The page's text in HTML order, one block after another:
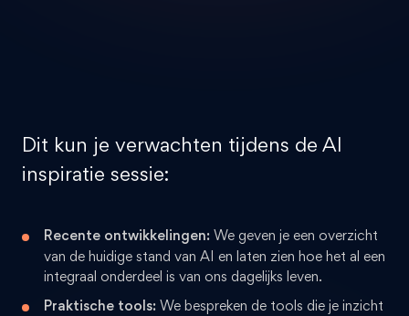
Dit kun je verwachten tijdens de AI
inspiratie sessie:
Recente ontwikkelingen: We geven je een overzicht
van de huidige stand van AI en laten zien hoe het al een
integraal onderdeel is van ons dagelijks leven.
Praktische tools: We bespreken de tools die je inzicht